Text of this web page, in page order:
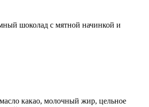
шоколад с мятной начинкой и
какао, молочный жир, цельное